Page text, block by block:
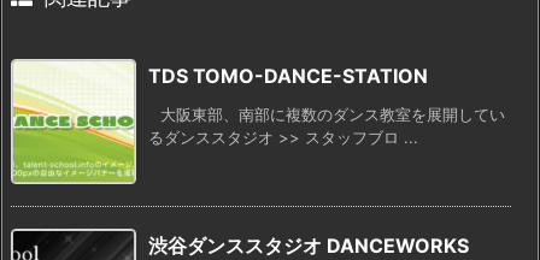
TDS TOMO-DANCE-STATION
大阪東部、南部に複数のダンス教室を展開してい
るダンススタジオ >> スタッフブロ ...
渋谷ダンススタジオ DANCEWORKS